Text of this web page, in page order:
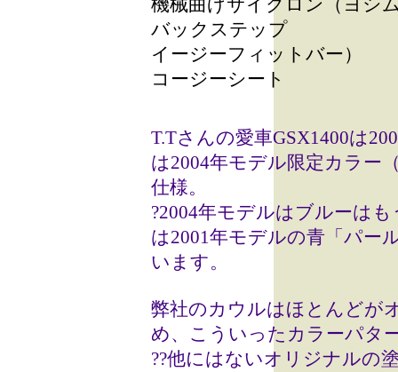
機械曲げサイクロン（ヨシ
バックステップ
イージーフィットバー）
コージーシート
T.Tさんの愛車GSX1400は
は2004年モデル限定カラー
仕様。
?2004年モデルはブルーは
は2001年モデルの青「パー
います。
弊社のカウルはほとんどが
め、こういったカラーパタ
??他にはないオリジナルの